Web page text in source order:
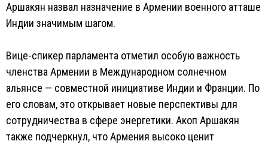
Аршакян назвал назначение в Армении военного атташе
Индии значимым шагом.
Вице-спикер парламента отметил особую важность
членства Армении в Международном солнечном
альянсе — совместной инициативе Индии и Франции. По
его словам, это открывает новые перспективы для
сотрудничества в сфере энергетики. Акоп Аршакян
также подчеркнул, что Армения высоко ценит